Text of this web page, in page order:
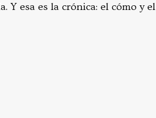
Y esa es la crónica: el cómo y el